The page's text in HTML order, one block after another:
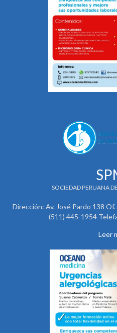
SOCIEDAD PERUANA
Dirección: Av. José Pardo 138
(511) 445-1954
Leer